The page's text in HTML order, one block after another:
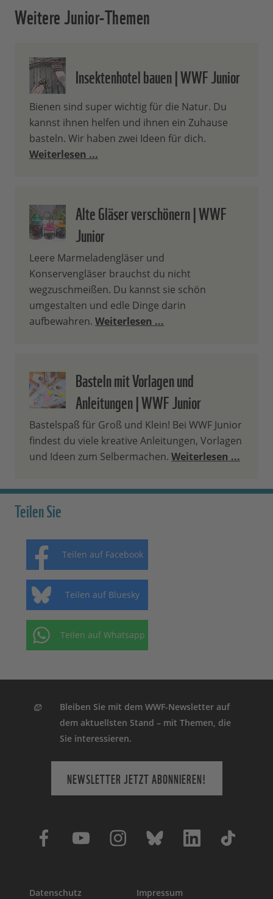
Weitere Junior-Themen
Insektenhotel bauen | WWF Junior
Bienen sind super wichtig für die Natur. Du
kannst ihnen helfen und ihnen ein Zuhause
basteln. Wir haben zwei Ideen für dich.
Weiterlesen ...
Alte Gläser verschönern | WWF
Junior
Leere Marmeladengläser und
Konservengläser brauchst du nicht
wegzuschmeißen. Du kannst sie schön
umgestalten und edle Dinge darin
aufbewahren. Weiterlesen ...
Basteln mit Vorlagen und
Anleitungen | WWF Junior
Bastelspaß für Groß und Klein! Bei WWF Junior
findest du viele kreative Anleitungen, Vorlagen
und Ideen zum Selbermachen. Weiterlesen ...
Teilen Sie
Teilen auf Facebook
Teilen auf Bluesky
Teilen auf Whatsapp
Bleiben Sie mit dem WWF-Newsletter auf
dem aktuellsten Stand – mit Themen, die
Sie interessieren.
NEWSLETTER JETZT ABONNIEREN!
Datenschutz Impressum